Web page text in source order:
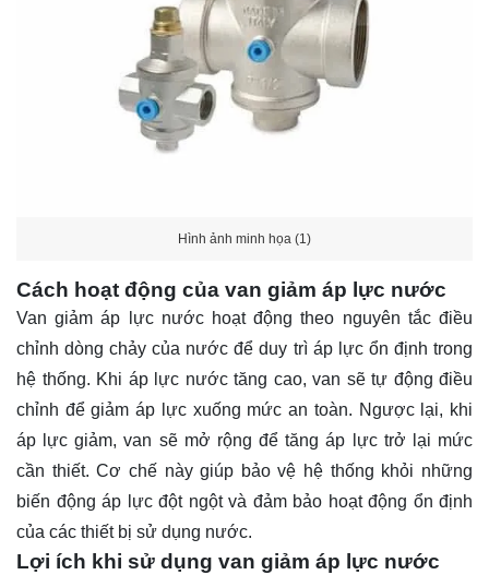
Hình ảnh minh họa (1)
Cách hoạt động của van giảm áp lực nước
Van giảm áp lực nước hoạt động theo nguyên tắc điều
chỉnh dòng chảy của nước để duy trì áp lực ổn định trong
hệ thống. Khi áp lực nước tăng cao, van sẽ tự động điều
chỉnh để giảm áp lực xuống mức an toàn. Ngược lại, khi
áp lực giảm, van sẽ mở rộng để tăng áp lực trở lại mức
cần thiết. Cơ chế này giúp bảo vệ hệ thống khỏi những
biến động áp lực đột ngột và đảm bảo hoạt động ổn định
của các thiết bị sử dụng nước.
Lợi ích khi sử dụng van giảm áp lực nước